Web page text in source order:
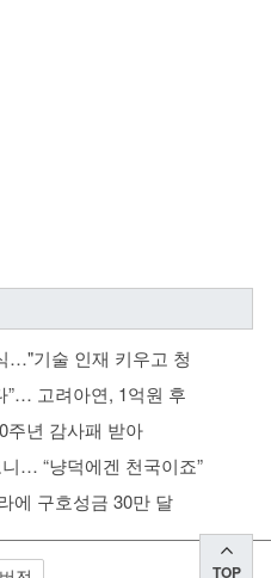
…"기술 인재 키우고 청
”… 고려아연, 1억원 후
주년 감사패 받아
… “냥덕에겐 천국이죠”
에 구호성금 30만 달
TOP